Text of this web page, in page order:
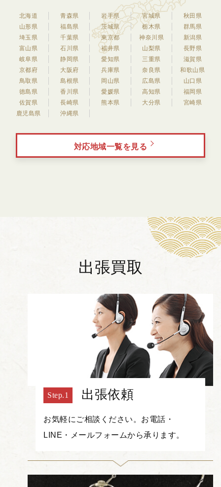
北海道 青森県 岩手県 宮城県
秋田県
山形県
福島県 茨城県 栃木県
群馬県
埼玉県
千葉県 東京都 神奈川県
新潟県
富山県
石川県 福井県 山梨県
長野県
岐阜県
静岡県 愛知県 三重県
滋賀県
京都府
大阪府 兵庫県 奈良県
和歌山県
鳥取県
島根県 岡山県 広島県
山口県
徳島県
香川県 愛媛県 高知県
福岡県
佐賀県
長崎県 熊本県 大分県
宮崎県
鹿児島県
沖縄県
対応地域一覧を見る
出張買取
出張依頼
お気軽にご相談ください。お電話・
LINE・メールフォームから承ります。